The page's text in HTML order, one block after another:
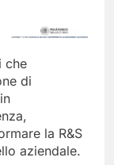
che
di
la R&S
aziendale.